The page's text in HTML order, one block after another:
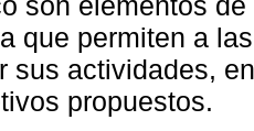
que permiten a
sus actividades,
propuestos.